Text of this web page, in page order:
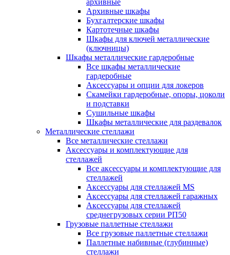
архивные
Архивные шкафы
Бухгалтерские шкафы
Картотечные шкафы
Шкафы для ключей металлические
(ключницы)
Шкафы металлические гардеробные
Все шкафы металлические
гардеробные
Аксессуары и опции для локеров
Скамейки гардеробные, опоры, цоколи
и подставки
Сушильные шкафы
Шкафы металлические для раздевалок
Металлические стеллажи
Все металлические стеллажи
Аксессуары и комплектующие для
стеллажей
Все аксессуары и комплектующие для
стеллажей
Аксессуары для стеллажей MS
Аксессуары для стеллажей гаражных
Аксессуары для стеллажей
среднегрузовых серии РП50
Грузовые паллетные стеллажи
Все грузовые паллетные стеллажи
Паллетные набивные (глубинные)
стеллажи